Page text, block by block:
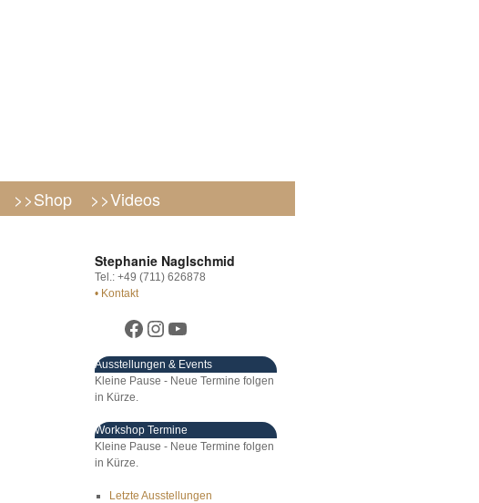
>>Shop >>Videos
Stephanie Naglschmid
Tel.: +49 (711) 626878
• Kontakt
Ausstellungen & Events
Kleine Pause - Neue Termine folgen
in Kürze.
Workshop Termine
Kleine Pause - Neue Termine folgen
in Kürze.
Letzte Ausstellungen